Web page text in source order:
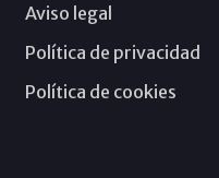
Aviso legal
Política de privacidad
Política de cookies